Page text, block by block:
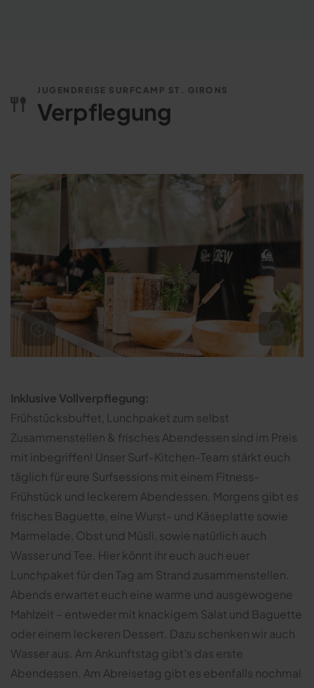
JUGENDREISE SURFCAMP ST. GIRONS
Verpflegung
Inklusive Vollverpflegung:
Frühstücksbuffet, Lunchpaket zum selbst
Zusammenstellen & frisches Abendessen sind im Preis
mit inbegriffen! Unser Surf-Kitchen-Team stärkt euch
täglich für eure Surfsessions mit einem Fitness-
Frühstück und leckerem Abendessen. Morgens gibt es
frisches Baguette, eine Wurst- und Käseplatte sowie
Marmelade, Obst und Müsli, sowie natürlich auch
Wasser und Tee. Hier könnt ihr euch auch euer
Lunchpaket für den Tag am Strand zusammenstellen.
Abends erwartet euch eine warme und ausgewogene
Mahlzeit – entweder mit knackigem Salat und Baguette
oder einem leckeren Dessert. Dazu schenken wir auch
Wasser aus. Am Ankunftstag gibt’s das erste
Abendessen. Am Abreisetag gibt es ebenfalls nochmal